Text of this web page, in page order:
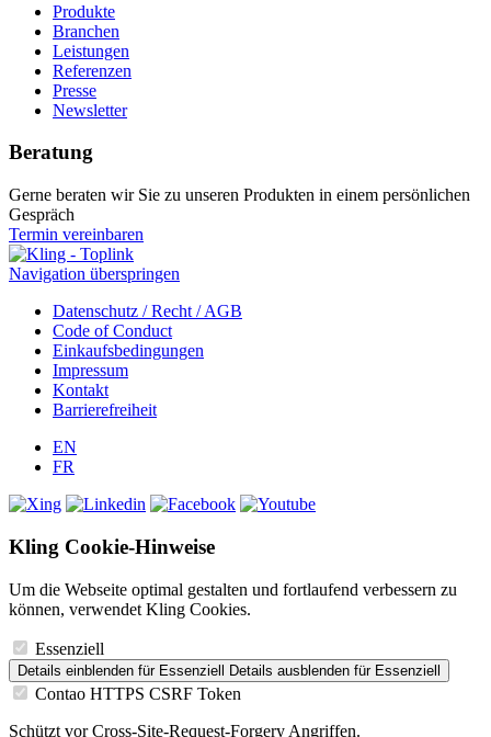
Produkte
Branchen
Leistungen
Referenzen
Presse
Newsletter
Beratung
Gerne beraten wir Sie zu unseren Produkten in einem persönlichen
Gespräch
Termin vereinbaren
Navigation überspringen
Datenschutz / Recht / AGB
Code of Conduct
Einkaufsbedingungen
Impressum
Kontakt
Barrierefreiheit
EN
FR
Kling Cookie-Hinweise
Um die Webseite optimal gestalten und fortlaufend verbessern zu
können, verwendet Kling Cookies.
Essenziell
Details einblenden für Essenziell Details ausblenden für Essenziell
Contao HTTPS CSRF Token
Schützt vor Cross-Site-Request-Forgery Angriffen.